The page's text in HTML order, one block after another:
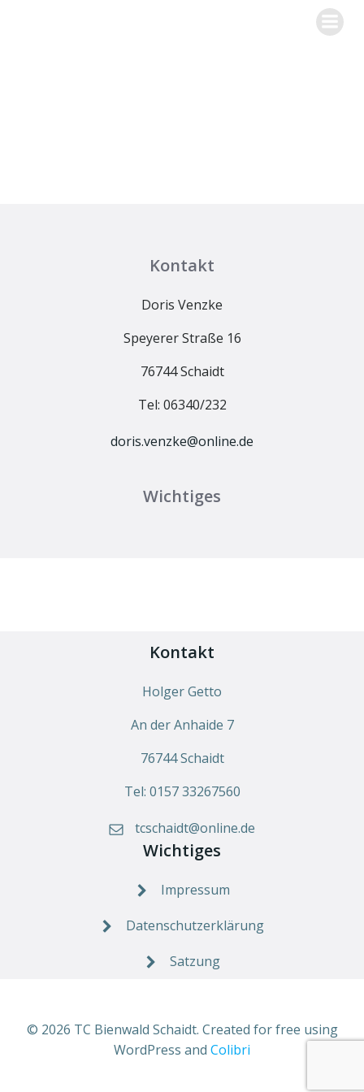
Kontakt
Doris Venzke
Speyerer Straße 16
76744 Schaidt
Tel: 06340/232
doris.venzke@online.de
Wichtiges
Kontakt
Holger Getto
An der Anhaide 7
76744 Schaidt
Tel: 0157 33267560
tcschaidt@online.de
Wichtiges
Impressum
Datenschutzerklärung
Satzung
© 2026 TC Bienwald Schaidt. Created for free using
WordPress and Colibri